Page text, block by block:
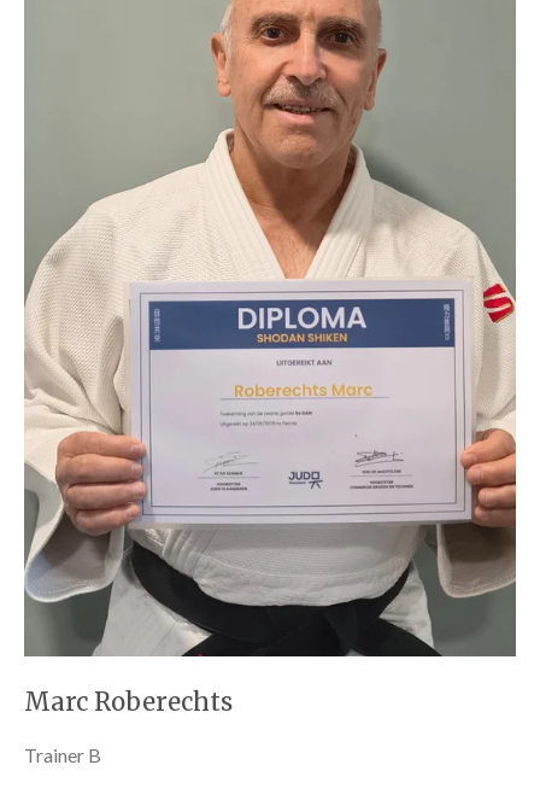
Marc Roberechts
Trainer B